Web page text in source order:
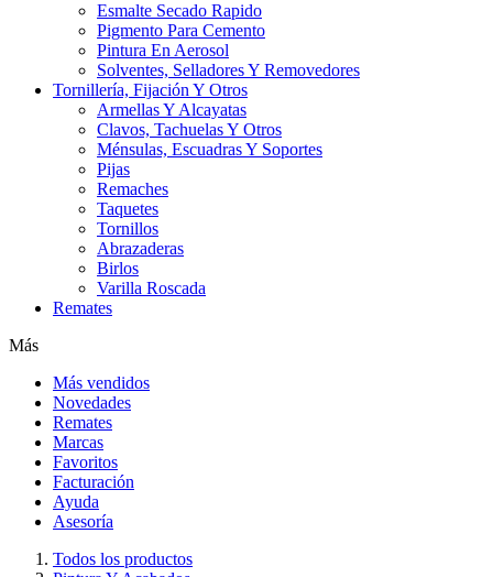
Esmalte Secado Rapido
Pigmento Para Cemento
Pintura En Aerosol
Solventes, Selladores Y Removedores
Tornillería, Fijación Y Otros
Armellas Y Alcayatas
Clavos, Tachuelas Y Otros
Ménsulas, Escuadras Y Soportes
Pijas
Remaches
Taquetes
Tornillos
Abrazaderas
Birlos
Varilla Roscada
Remates
Más
Más vendidos
Novedades
Remates
Marcas
Favoritos
Facturación
Ayuda
Asesoría
Todos los productos